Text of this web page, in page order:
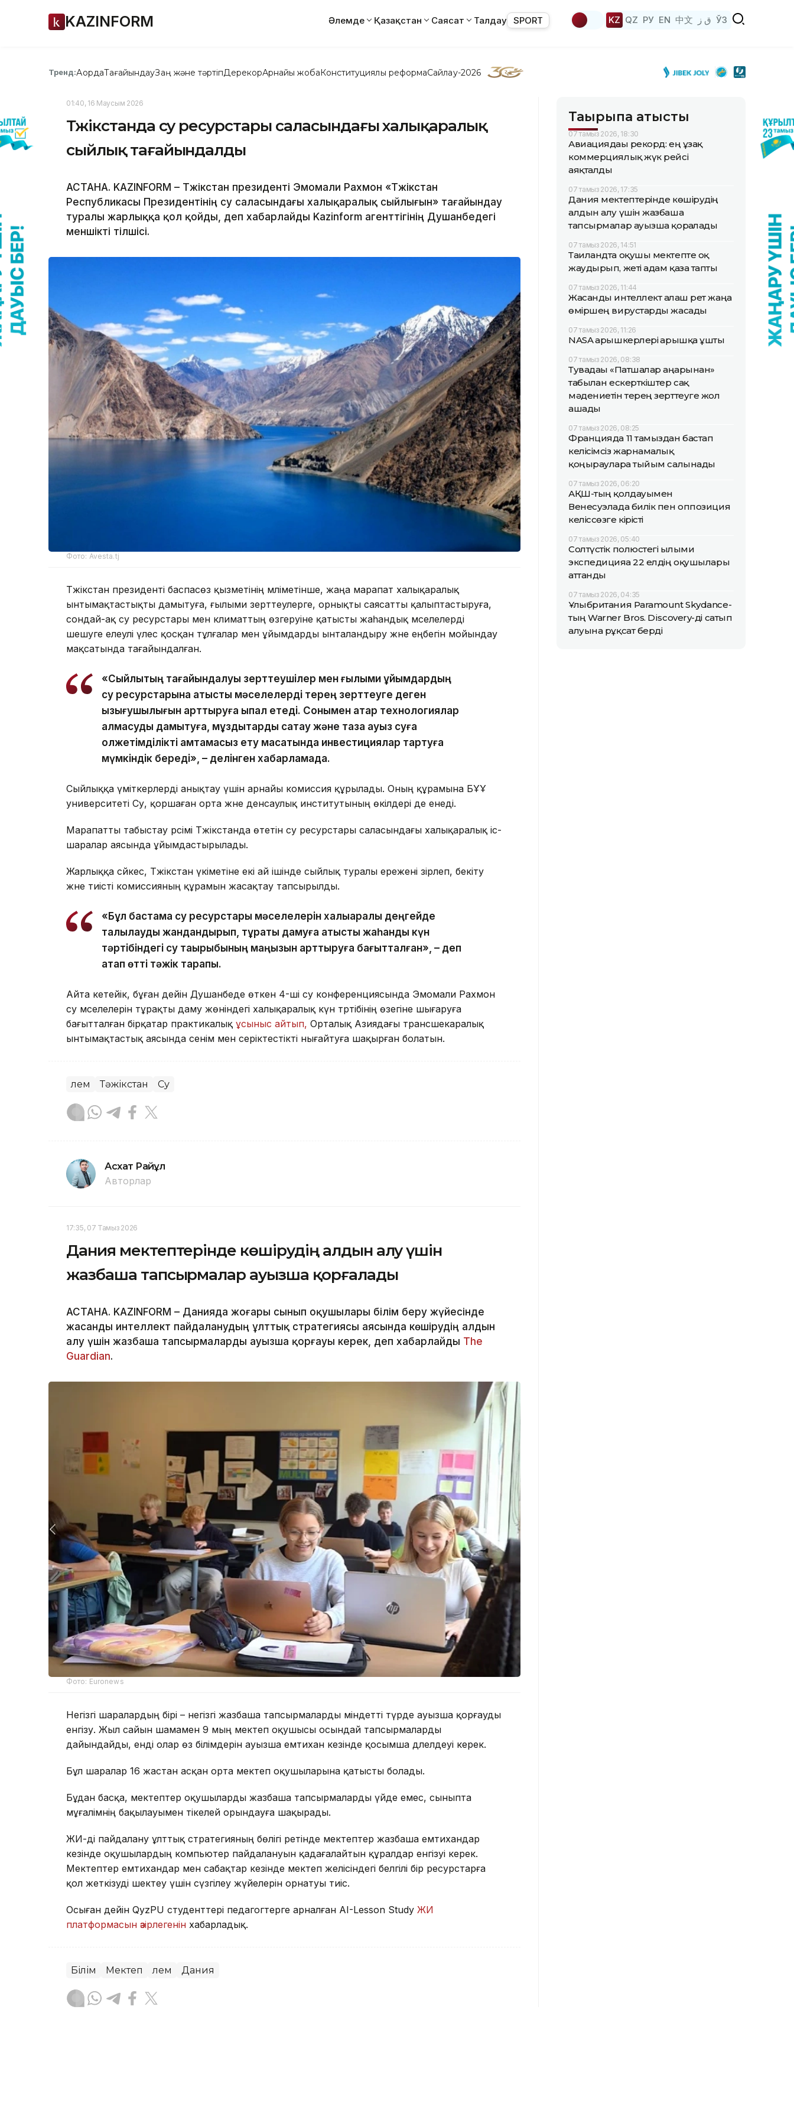
KAZINFORM Әлемде Қазақстан Саясат Талдау SPORT KZ QZ РУ EN 中文 ق ز ЎЗ
Тренд:АқордаТағайындауЗаң және тәртіпДерекқорАрнайы жобаКонституциялық реформаСайлау-2026
01:40, 16 Маусым 2026
Тәжікстанда су ресурстары саласындағы халықаралық
сыйлық тағайындалды
АСТАНА. KAZINFORM – Тәжікстан президенті Эмомали Рахмон «Тәжікстан
Республикасы Президентінің су саласындағы халықаралық сыйлығын» тағайындау
туралы жарлыққа қол қойды, деп хабарлайды Kazinform агенттігінің Душанбедегі
меншікті тілшісі.
Фото: Avesta.tj
Тәжікстан президенті баспасөз қызметінің мәліметінше, жаңа марапат халықаралық
ынтымақтастықты дамытуға, ғылыми зерттеулерге, орнықты саясатты қалыптастыруға,
сондай-ақ су ресурстары мен климаттың өзгеруіне қатысты жаһандық мәселелерді
шешуге елеулі үлес қосқан тұлғалар мен ұйымдарды ынталандыру және еңбегін мойындау
мақсатында тағайындалған.
«Сыйлықтың тағайындалуы зерттеушілер мен ғылыми ұйымдардың
су ресурстарына қатысты мәселелерді терең зерттеуге деген
қызығушылығын арттыруға ықпал етеді. Сонымен қатар технологиялар
алмасуды дамытуға, мұздықтарды сақтау және таза ауыз суға
қолжетімділікті қамтамасыз ету мақсатында инвестициялар тартуға
мүмкіндік береді», – делінген хабарламада.
Сыйлыққа үміткерлерді анықтау үшін арнайы комиссия құрылады. Оның құрамына БҰҰ
университеті Су, қоршаған орта және денсаулық институтының өкілдері де енеді.
Марапатты табыстау рәсімі Тәжікстанда өтетін су ресурстары саласындағы халықаралық іс-
шаралар аясында ұйымдастырылады.
Жарлыққа сәйкес, Тәжікстан үкіметіне екі ай ішінде сыйлық туралы ережені әзірлеп, бекіту
және тиісті комиссияның құрамын жасақтау тапсырылды.
«Бұл бастама су ресурстары мәселелерін халықаралық деңгейде
талқылауды жандандырып, тұрақты дамуға қатысты жаһандық күн
тәртібіндегі су тақырыбының маңызын арттыруға бағытталған», – деп
атап өтті тәжік тарапы.
Айта кетейік, бұған дейін Душанбеде өткен 4-ші су конференциясында Эмомали Рахмон
су мәселелерін тұрақты даму жөніндегі халықаралық күн тәртібінің өзегіне шығаруға
бағытталған бірқатар практикалық ұсыныс айтып, Орталық Азиядағы трансшекаралық
ынтымақтастық аясында сенім мен серіктестікті нығайтуға шақырған болатын.
Әлем Тәжікстан Су
Асхат Райқұл
Авторлар
17:35, 07 Тамыз 2026
Дания мектептерінде көшірудің алдын алу үшін
жазбаша тапсырмалар ауызша қорғалады
АСТАНА. KAZINFORM – Данияда жоғары сынып оқушылары білім беру жүйесінде
жасанды интеллект пайдаланудың ұлттық стратегиясы аясында көшірудің алдын
алу үшін жазбаша тапсырмаларды ауызша қорғауы керек, деп хабарлайды The
Guardian.
Фото: Euronews
Негізгі шаралардың бірі – негізгі жазбаша тапсырмаларды міндетті түрде ауызша қорғауды
енгізу. Жыл сайын шамамен 9 мың мектеп оқушысы осындай тапсырмаларды
дайындайды, енді олар өз білімдерін ауызша емтихан кезінде қосымша дәлелдеуі керек.
Бұл шаралар 16 жастан асқан орта мектеп оқушыларына қатысты болады.
Бұдан басқа, мектептер оқушыларды жазбаша тапсырмаларды үйде емес, сыныпта
мұғалімнің бақылауымен тікелей орындауға шақырады.
ЖИ-ді пайдалану ұлттық стратегияның бөлігі ретінде мектептер жазбаша емтихандар
кезінде оқушылардың компьютер пайдалануын қадағалайтын құралдар енгізуі керек.
Мектептер емтихандар мен сабақтар кезінде мектеп желісіндегі белгілі бір ресурстарға
қол жеткізуді шектеу үшін сүзгілеу жүйелерін орнатуы тиіс.
Осыған дейін QyzPU студенттері педагогтерге арналған AI-Lesson Study ЖИ
платформасын әзірлегенін хабарладық.
Білім Мектеп Әлем Дания
Тақырыпқа қатысты
07 тамыз 2026, 18:30
Авиациядағы рекорд: ең ұзақ
коммерциялық жүк рейсі
аяқталды
07 тамыз 2026, 17:35
Дания мектептерінде көшірудің
алдын алу үшін жазбаша
тапсырмалар ауызша қорғалады
07 тамыз 2026, 14:51
Таиландта оқушы мектепте оқ
жаудырып, жеті адам қаза тапты
07 тамыз 2026, 11:44
Жасанды интеллект алғаш рет жаңа
өміршең вирустарды жасады
07 тамыз 2026, 11:26
NASA ғарышкерлері ғарышқа ұшты
07 тамыз 2026, 08:38
Тувадағы «Патшалар аңғарынан»
табылған ескерткіштер сақ
мәдениетін терең зерттеуге жол
ашады
07 тамыз 2026, 08:25
Францияда 11 тамыздан бастап
келісімсіз жарнамалық
қоңырауларға тыйым салынады
07 тамыз 2026, 06:20
АҚШ-тың қолдауымен
Венесуэлада билік пен оппозиция
келіссөзге кірісті
07 тамыз 2026, 05:40
Солтүстік полюстегі ғылыми
экспедицияға 22 елдің оқушылары
аттанды
07 тамыз 2026, 04:35
Ұлыбритания Paramount Skydance-
тың Warner Bros. Discovery-ді сатып
алуына рұқсат берді